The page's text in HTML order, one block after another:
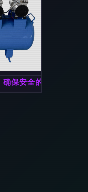
保安全的必要步骤